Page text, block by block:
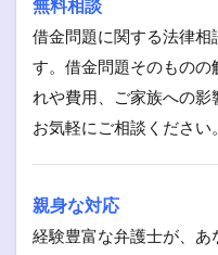
無料相談
借金問題に関する法律相
す。借金問題そのもの
れや費用、ご家族への
お気軽にご相談ください。
親身な対応
経験豊富な弁護士が、